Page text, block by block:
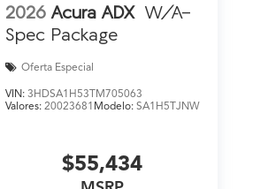
2026 Acura ADX W/A-
Spec Package
Oferta Especial
VIN: 3HDSA1H53TM705063
Valores: 20023681 Modelo: SA1H5TJNW
$55,434